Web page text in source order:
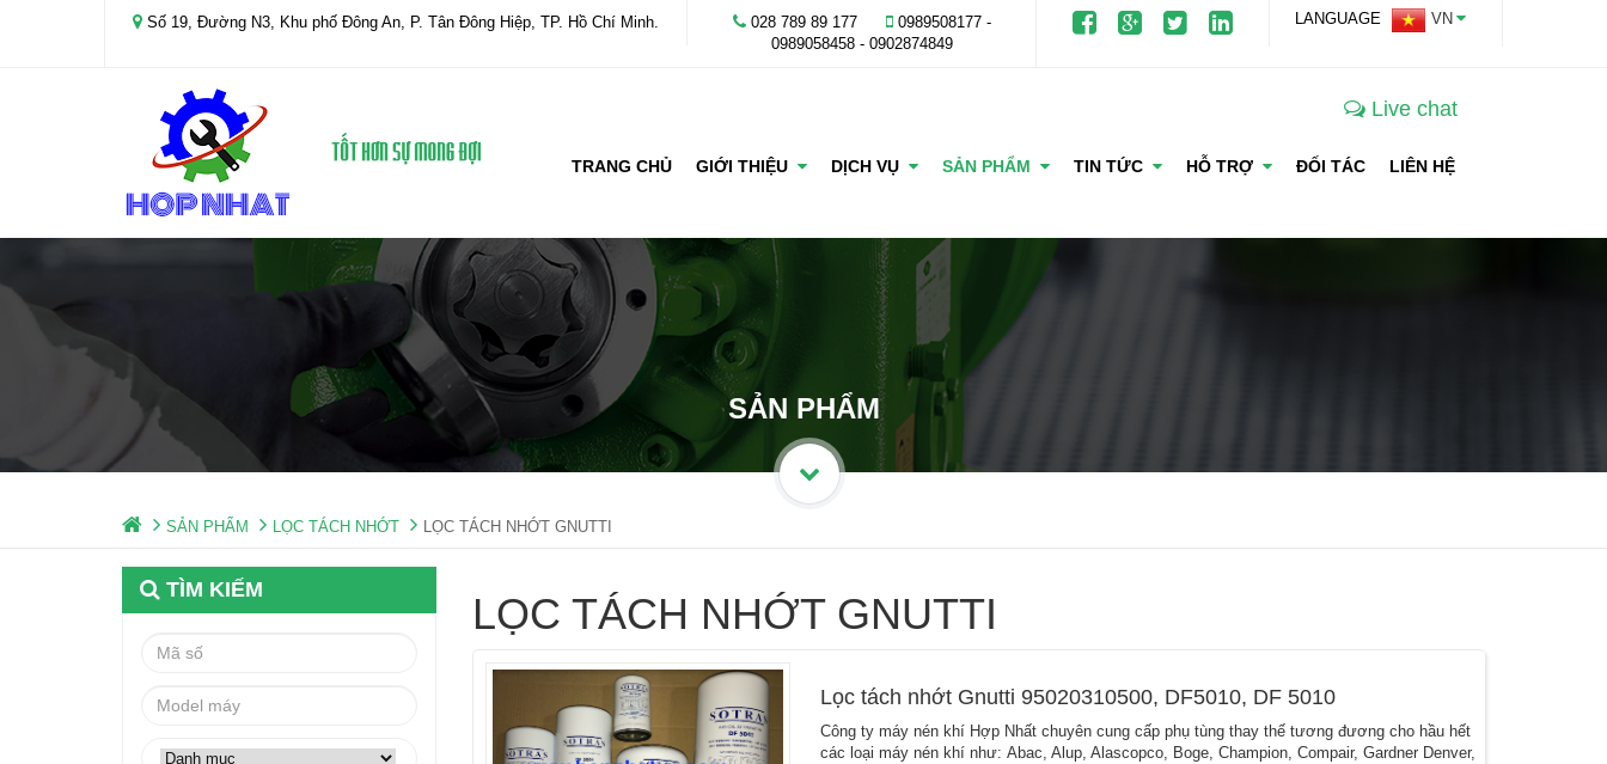
Số 19, Đường N3, Khu phố Đông An, P. Tân Đông Hiệp, TP. Hồ Chí Minh. 028 789 89 177
0989508177 -
‭0989058458‬ - 0902874849
LANGUAGE VN
Live chat
TRANG CHỦ GIỚI THIỆU DỊCH VỤ SẢN PHẨM TIN TỨC HỖ TRỢ ĐỐI TÁC LIÊN HỆ
SẢN PHẨM
SẢN PHẨM LỌC TÁCH NHỚT LỌC TÁCH NHỚT GNUTTI
LỌC TÁCH NHỚT GNUTTI
Lọc tách nhớt Gnutti 95020310500, DF5010, DF 5010
Công ty máy nén khí Hợp Nhất chuyên cung cấp phụ tùng thay thế tương đương cho hầu hết
các loại máy nén khí như: Abac, Alup, Alascopco, Boge, Champion, Compair, Gardner Denver,
TÌM KIẾM